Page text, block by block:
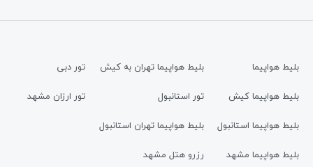
بلیط هواپیما
بلیط هواپیما کیش
بلیط هواپیما استانبول
بلیط هواپیما مشهد
بلیط هواپیما تهران به کیش
تور استانبول
بلیط هواپیما تهران استانبول
رزرو هتل مشهد
تور دبی
تور ارزان مشهد